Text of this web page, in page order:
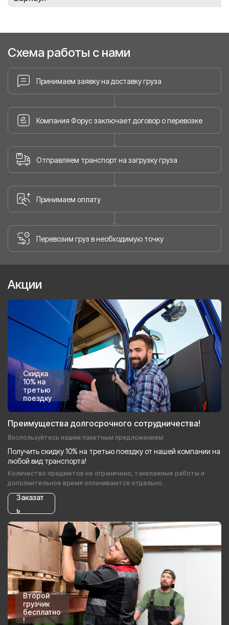
Схема работы с нами
Принимаем заявку на доставку груза
Компания Форус заключает договор о перевозке
Отправляем транспорт на загрузку груза
Принимаем оплату
Перевозим груз в необходимую точку
Акции
Скидка
10% на
третью
поездку
Преимущества долгосрочного сотрудничества!
Воспользуйтесь нашим пакетным предложением:
Получить скидку 10% на третью поездку от нашей компании на
любой вид транспорта!
Количество предметов не ограничено, такелажные работы и
дополнительное время оплачиваются отдельно.
Заказат
ь
Второй
грузчик
бесплатно
!